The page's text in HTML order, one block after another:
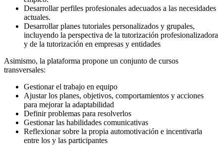
Desarrollar perfiles profesionales adecuados a las necesidades
actuales.
Desarrollar planes tutoriales personalizados y grupales,
incluyendo la perspectiva de la tutorización profesionalizadora
y de la tutorización en empresas y entidades
Asimismo, la plataforma propone un conjunto de cursos
transversales:
Gestionar el trabajo en equipo
Ajustar los planes, objetivos, comportamientos y acciones
para mejorar la adaptabilidad
Definir problemas para resolverlos
Gestionar las habilidades comunicativas
Reflexionar sobre la propia automotivación e incentivarla
entre los y las participantes